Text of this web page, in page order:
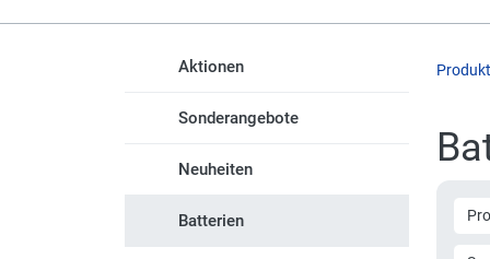
Aktionen
Sonderangebote
Neuheiten
Batterien